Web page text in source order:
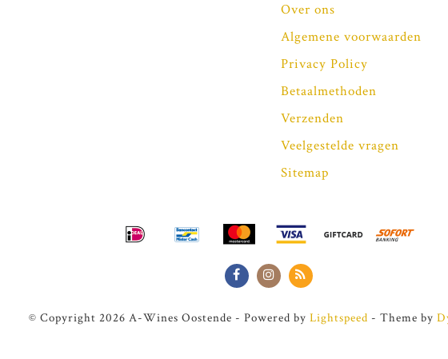
Over ons
Algemene voorwaarden
Privacy Policy
Betaalmethoden
Verzenden
Veelgestelde vragen
Sitemap
© Copyright 2026 A-Wines Oostende - Powered by Lightspeed - Theme by